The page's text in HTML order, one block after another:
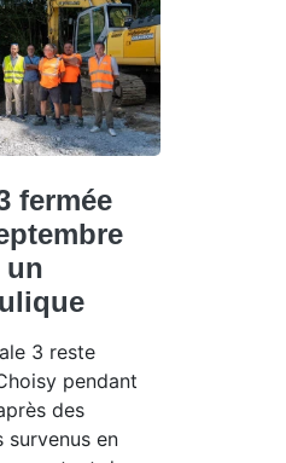
fermée
un
3 reste
pendant
des
survenus en